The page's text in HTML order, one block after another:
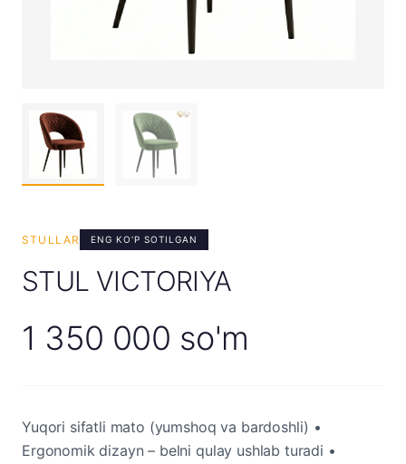
STULLAR ENG KO'P SOTILGAN
STUL VICTORIYA
1 350 000 so'm
Yuqori sifatli mato (yumshoq va bardoshli) •
Ergonomik dizayn – belni qulay ushlab turadi •